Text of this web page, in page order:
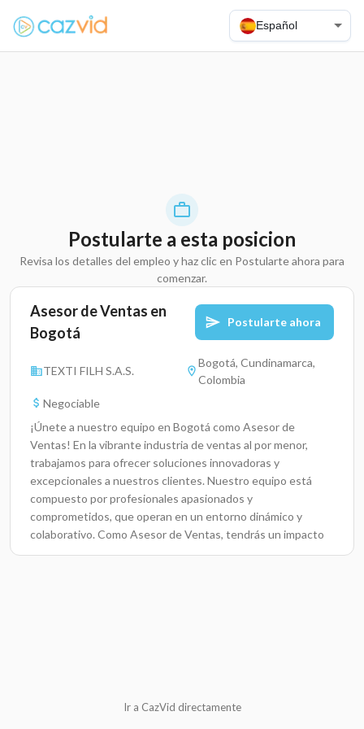
Español
Postularte a esta posicion
Revisa los detalles del empleo y haz clic en Postularte ahora para
comenzar.
Asesor de Ventas en
Bogotá
Postularte ahora
TEXTI FILH S.A.S.
Bogotá, Cundinamarca,
Colombia
Negociable
¡Únete a nuestro equipo en Bogotá como Asesor de
Ventas! En la vibrante industria de ventas al por menor,
trabajamos para ofrecer soluciones innovadoras y
excepcionales a nuestros clientes. Nuestro equipo está
compuesto por profesionales apasionados y
comprometidos, que operan en un entorno dinámico y
colaborativo. Como Asesor de Ventas, tendrás un impacto
directo en la satisfacción del cliente y en el éxito de nuestra
para mejorar conocimientos de producto y técnicas de
Ir a CazVid directamente